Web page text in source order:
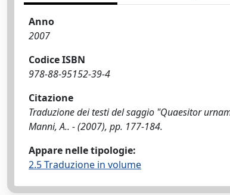
Anno
2007
Codice ISBN
978-88-95152-39-4
Citazione
Traduzione dei testi del saggio "Quaesitor
Manni, A.. - (2007), pp. 177-184.
Appare nelle tipologie:
2.5 Traduzione in volume